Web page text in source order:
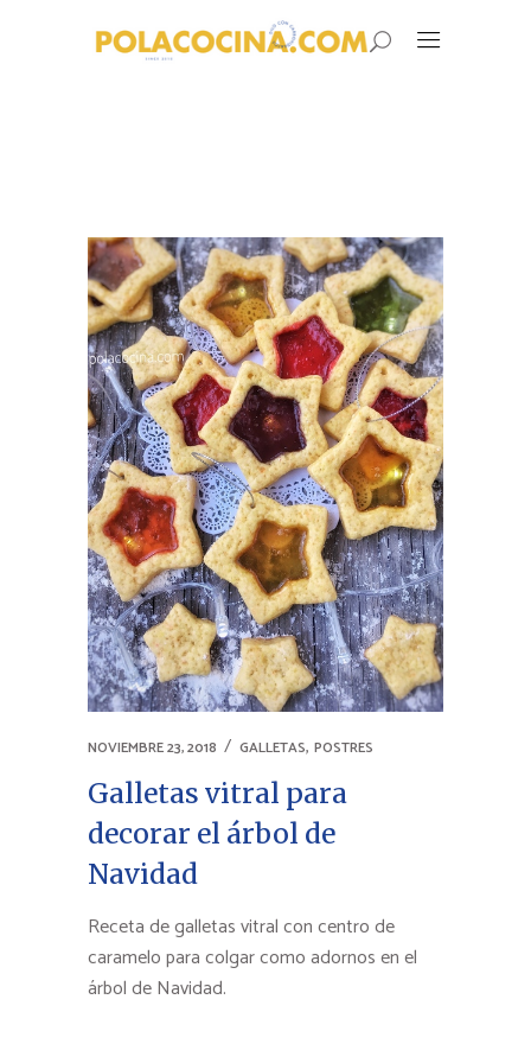
NOVIEMBRE 23, 2018 GALLETAS, POSTRES
Galletas vitral para
decorar el árbol de
Navidad
Receta de galletas vitral con centro de
caramelo para colgar como adornos en el
árbol de Navidad.